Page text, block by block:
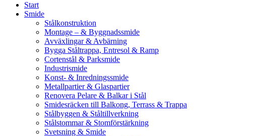
Start
Smide
Stålkonstruktion
Montage – & Byggnadssmide
Avväxlingar & Avbärning
Bygga Ståltrappa, Entresol & Ramp
Cortenstål & Parksmide
Industrismide
Konst- & Inredningssmide
Metallpartier & Glaspartier
Renovera Pelare & Balkar i Stål
Smidesräcken till Balkong, Terrass & Trappa
Stålbyggen & Ståltillverkning
Stålstommar & Stomförstärkning
Svetsning & Smide